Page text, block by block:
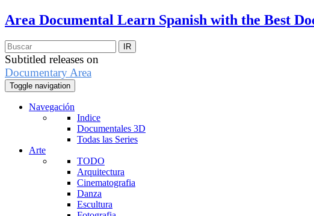
Area Documental Learn Spanish with the Best
Subtitled releases on
Documentary Area
Toggle navigation
Navegación
Indice
Documentales 3D
Todas las Series
Arte
TODO
Arquitectura
Cinematografia
Danza
Escultura